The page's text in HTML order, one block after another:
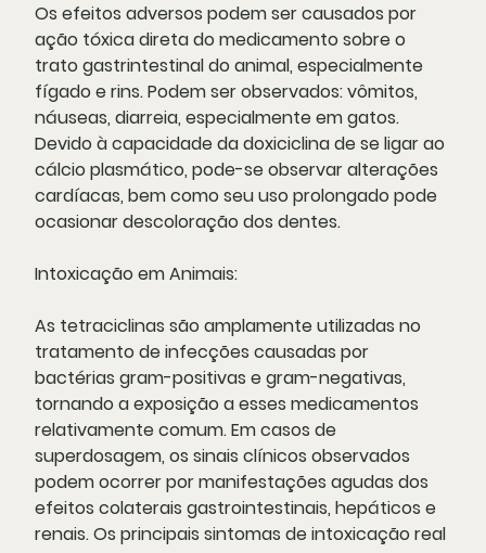
Os efeitos adversos podem ser causados por
ação tóxica direta do medicamento sobre o
trato gastrintestinal do animal, especialmente
fígado e rins. Podem ser observados: vômitos,
náuseas, diarreia, especialmente em gatos.
Devido à capacidade da doxiciclina de se ligar ao
cálcio plasmático, pode-se observar alterações
cardíacas, bem como seu uso prolongado pode
ocasionar descoloração dos dentes.
Intoxicação em Animais:
As tetraciclinas são amplamente utilizadas no
tratamento de infecções causadas por
bactérias gram-positivas e gram-negativas,
tornando a exposição a esses medicamentos
relativamente comum. Em casos de
superdosagem, os sinais clínicos observados
podem ocorrer por manifestações agudas dos
efeitos colaterais gastrointestinais, hepáticos e
renais. Os principais sintomas de intoxicação real